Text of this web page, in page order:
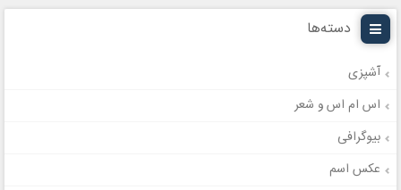
دسته‌ها
آشپزی
اس ام اس و شعر
بیوگرافی
عکس اسم